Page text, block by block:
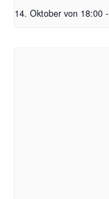
14. Oktober von 18:00 -